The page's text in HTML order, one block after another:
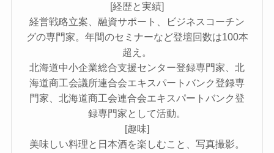
[経歴と実績]
経営戦略立案、融資サポート、ビジネスコーチン
グの専門家。年間のセミナーなど登壇回数は100本
超え。
北海道中小企業総合支援センター登録専門家、北
海道商工会議所連合会エキスパートバンク登録専
門家、北海道商工会連合会エキスパートバンク登
録専門家として活動。
[趣味]
美味しい料理と日本酒を楽しむこと、写真撮影。